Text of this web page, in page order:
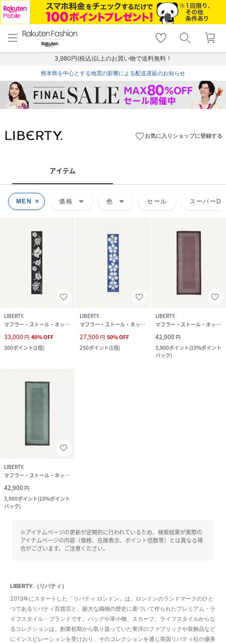
menu home
トップ
shopping_cart lock_outline
ログイン
3,980円(税込)以上のお買い物で送料無料！
熊本県を中心とする地震の影響による配送遅延のお知らせ
favorite_borderお気に入りショップに登録する
アイテム
MEN 価格 arrow_drop_down 色 arrow_drop_down セール スーパー
LIBERTY.
マフラー・ストール・ネックウォーマー
33,000 円 40%OFF
300ポイント(1倍)
LIBERTY.
マフラー・ストール・ネックウォーマー
27,500 円 50%OFF
250ポイント(1倍)
LIBERTY.
マフラー・ストール・ネックウォーマー
42,900 円
3,900ポイント(10%ポイント
バック)
LIBERTY.
マフラー・ストール・ネックウォーマー
42,900 円
3,900ポイント(10%ポイント
バック)
※アイテムページの更新が定期的に行われているため、検索結果が実際の
アイテムページの内容（価格、在庫表示、ポイント倍数等）とは異なる場
合がございます。ご注意ください。
LIBERTY.（リバティ）
2013年にスタートした「リバティ ロンドン」は、ロンドンのランドマークのひと
つであるリバティ百貨店と、膨大な織物の歴史に基づいて作られたプレミアム・ラ
イフスタイル・ブランドです。バッグや革小物、スカーフ、ライフスタイルからな
るコレクションは、創業初期から取り扱っていた東洋のファブリックや装飾品など
にインスピレーションを受けおり、そのコレクションを通じ英国リバティ社の優美